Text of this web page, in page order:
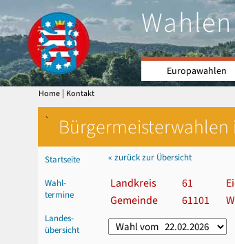
Europawahlen
Home | Kontakt
` Bürgermeisterwahlen
Startseite
Wahl-
termine
Landes-
übersicht
« zurück zur Übersicht
Landkreis 61
Gemeinde
61101